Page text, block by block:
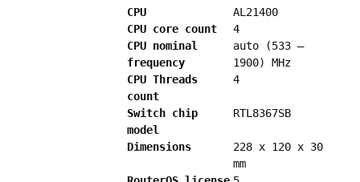
CPU
AL21400
CPU core count
4
CPU nominal
frequency
auto (533 –
1900) MHz
CPU Threads
count
4
Switch chip
model
RTL8367SB
Dimensions
228 x 120 x 30
mm